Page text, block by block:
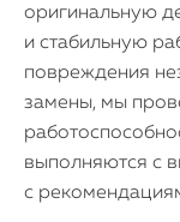
iPhone
MacBook
Watch
оригинальную
и стабильную
повреждения
замены, мы
выполняются с
с